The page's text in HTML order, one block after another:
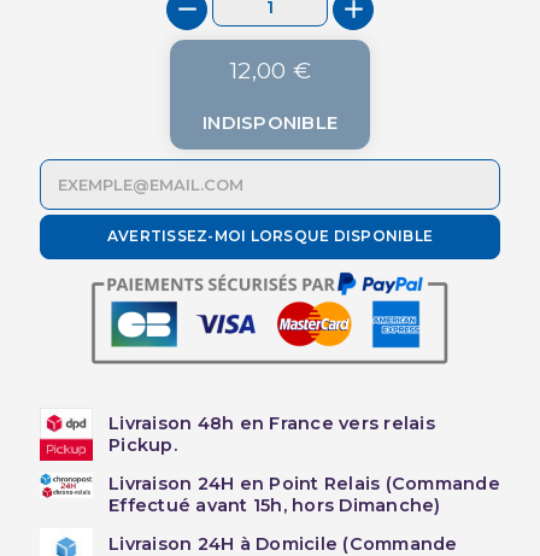
12,00 €
INDISPONIBLE
AVERTISSEZ-MOI LORSQUE DISPONIBLE
Livraison 48h en France vers relais
Pickup.
Livraison 24H en Point Relais (Commande
Effectué avant 15h, hors Dimanche)
Livraison 24H à Domicile (Commande